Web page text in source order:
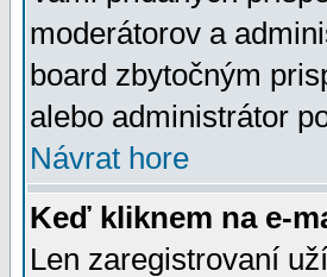
moderátorov a
board zbytočným
alebo administrátor
Návrat hore
Keď kliknem na e-
Len zaregistrovaní